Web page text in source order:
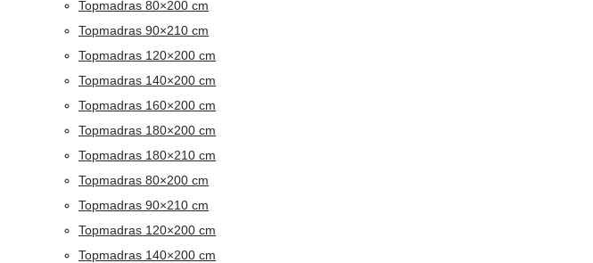
Topmadras 80×200 cm
Topmadras 90×210 cm
Topmadras 120×200 cm
Topmadras 140×200 cm
Topmadras 160×200 cm
Topmadras 180×200 cm
Topmadras 180×210 cm
Topmadras 80×200 cm
Topmadras 90×210 cm
Topmadras 120×200 cm
Topmadras 140×200 cm